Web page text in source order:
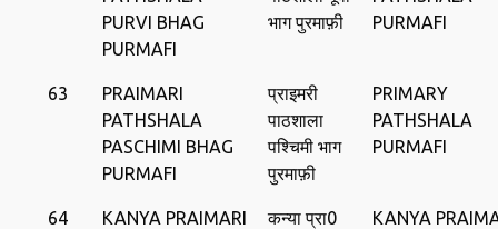
PURVI BHAG
PURMAFI
भाग पुरमाफ़ी
PURMAFI
63
PRAIMARI
PATHSHALA
PASCHIMI BHAG
PURMAFI
प्राइमरी
पाठशाला
पश्चिमी भाग
पुरमाफ़ी
PRIMARY
PATHSHALA
PURMAFI
64
KANYA PRAIMARI
कन्या प्रा0
KANYA